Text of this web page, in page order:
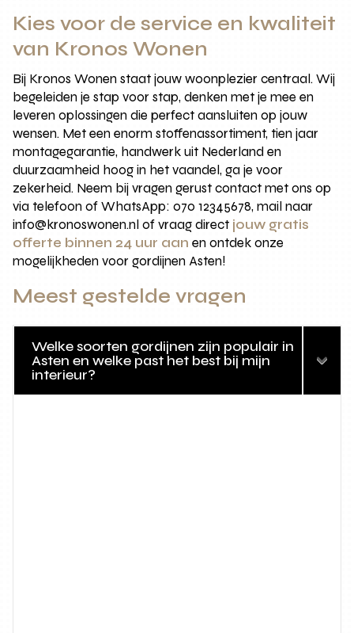
Kies voor de service en kwaliteit
van Kronos Wonen
Bij Kronos Wonen staat jouw woonplezier centraal. Wij
begeleiden je stap voor stap, denken met je mee en
leveren oplossingen die perfect aansluiten op jouw
wensen. Met een enorm stoffenassortiment, tien jaar
montagegarantie, handwerk uit Nederland en
duurzaamheid hoog in het vaandel, ga je voor
zekerheid. Neem bij vragen gerust contact met ons op
via telefoon of WhatsApp: 070 12345678, mail naar
info@kronoswonen.nl of vraag direct jouw gratis
offerte binnen 24 uur aan en ontdek onze
mogelijkheden voor gordijnen Asten!
Meest gestelde vragen
Welke soorten gordijnen zijn populair in
Asten en welke past het best bij mijn
interieur?